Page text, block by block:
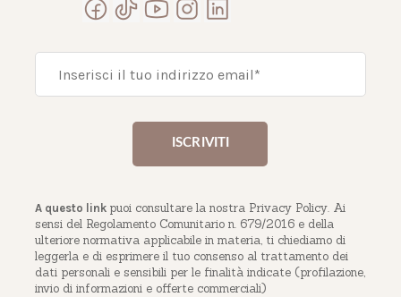
A questo link puoi consultare la nostra Privacy Policy. Ai
sensi del Regolamento Comunitario n. 679/2016 e della
ulteriore normativa applicabile in materia, ti chiediamo di
leggerla e di esprimere il tuo consenso al trattamento dei
dati personali e sensibili per le finalità indicate (profilazione,
invio di informazioni e offerte commerciali)